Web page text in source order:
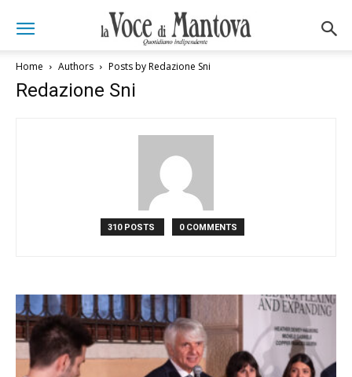
Home Authors Posts by Redazione Sni
Redazione Sni
310 POSTS 0 COMMENTS